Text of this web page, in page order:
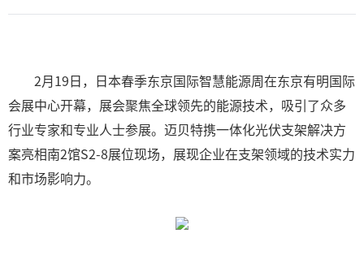
2月19日，日本春季东京国际智慧能源周在东京有明国际
会展中心开幕，展会聚焦全球领先的能源技术，吸引了众多
行业专家和专业人士参展。迈贝特携一体化光伏支架解决方
案亮相南2馆S2-8展位现场，展现企业在支架领域的技术实力
和市场影响力。